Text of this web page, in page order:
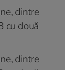
dintre
cu două
dintre